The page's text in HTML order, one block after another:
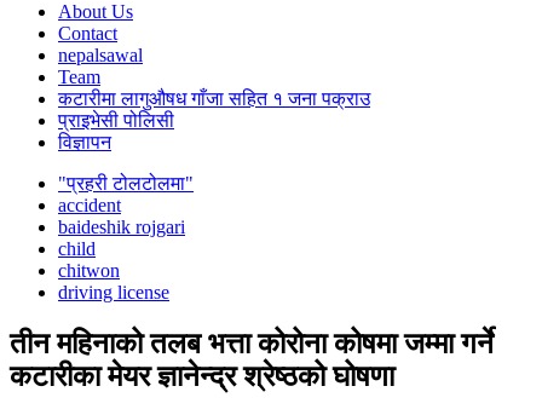
About Us
Contact
nepalsawal
Team
कटारीमा लागुऔषध गाँजा सहित १ जना पक्राउ
प्राइभेसी पोलिसी
विज्ञापन
"प्रहरी टोलटोलमा"
accident
baideshik rojgari
child
chitwon
driving license
तीन महिनाको तलब भत्ता कोरोना कोषमा जम्मा गर्ने
कटारीका मेयर ज्ञानेन्द्र श्रेष्ठको घोषणा